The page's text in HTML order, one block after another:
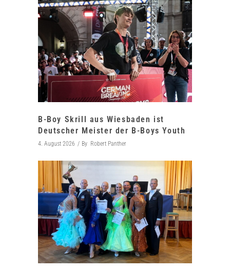
B-Boy Skrill aus Wiesbaden ist
Deutscher Meister der B-Boys Youth
4. August 2026 By Robert Panther